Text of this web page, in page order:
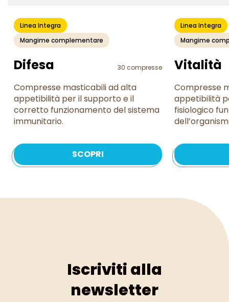
Linea Integra
Mangime complementare
Difesa 30 compresse
Compresse masticabili ad alta
appetibilità per il supporto e il
corretto funzionamento del sistema
immunitario.
SCOPRI
Linea Integra
Mangime
Vitalità
Compresse
appetibilità
fisiologico
Iscriviti alla
newsletter